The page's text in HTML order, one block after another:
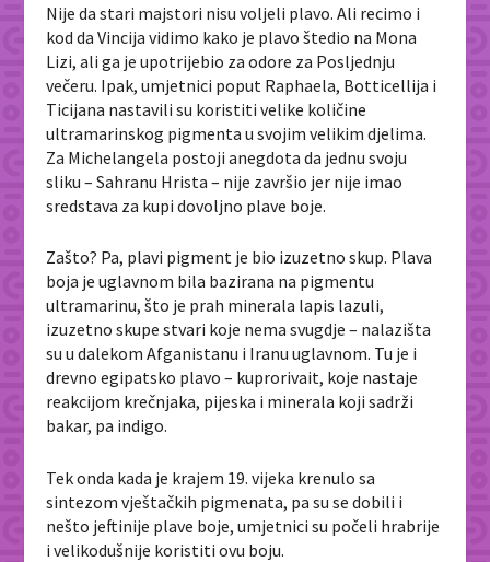
Nije da stari majstori nisu voljeli plavo. Ali recimo i
kod da Vincija vidimo kako je plavo štedio na Mona
Lizi, ali ga je upotrijebio za odore za Posljednju
večeru. Ipak, umjetnici poput Raphaela, Botticellija i
Ticijana nastavili su koristiti velike količine
ultramarinskog pigmenta u svojim velikim djelima.
Za Michelangela postoji anegdota da jednu svoju
sliku – Sahranu Hrista – nije završio jer nije imao
sredstava za kupi dovoljno plave boje.
Zašto? Pa, plavi pigment je bio izuzetno skup. Plava
boja je uglavnom bila bazirana na pigmentu
ultramarinu, što je prah minerala lapis lazuli,
izuzetno skupe stvari koje nema svugdje – nalazišta
su u dalekom Afganistanu i Iranu uglavnom. Tu je i
drevno egipatsko plavo – kuprorivait, koje nastaje
reakcijom krečnjaka, pijeska i minerala koji sadrži
bakar, pa indigo.
Tek onda kada je krajem 19. vijeka krenulo sa
sintezom vještačkih pigmenata, pa su se dobili i
nešto jeftinije plave boje, umjetnici su počeli hrabrije
i velikodušnije koristiti ovu boju.